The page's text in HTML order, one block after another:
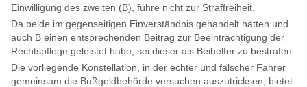
Einwilligung des zweiten (B), führe nicht zur Straffreiheit.
Da beide im gegenseitigen Einverständnis gehandelt hätten und
auch B einen entsprechenden Beitrag zur Beeinträchtigung der
Rechtspflege geleistet habe, sei dieser als Beihelfer zu bestrafen.
Die vorliegende Konstellation, in der echter und falscher Fahrer
gemeinsam die Bußgeldbehörde versuchen auszutricksen, bietet